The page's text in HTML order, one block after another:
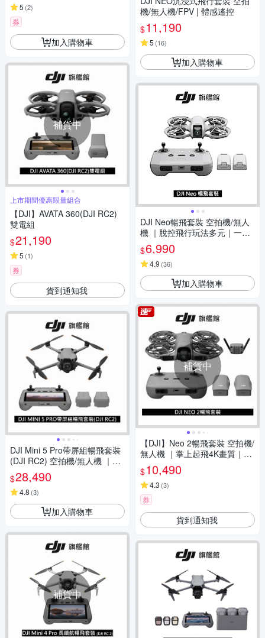
5 (2)
券
加入購物車
補貨中
上市期間優惠限量組合
【DJI】AVATA 360(DJI RC2)
雙電組
$21,190
5 (1)
券
貨到通知我
DJI Mini 5 Pro帶屏組暢飛套裝
(DJI RC2) 空拍機/無人機 ｜一
英吋大底
$28,490
4.8 (3)
加入購物車
補貨中
機/無人機/FPV | 體感遙控
$11,190
5 (16)
加入購物車
DJI Neo暢飛套裝 空拍機/無人
機 ｜脫控飛行玩法多元｜一鍵
起飛新手必備
$6,990
4.9 (36)
加入購物車
補貨中
【DJI】Neo 2暢飛套裝 空拍機/
無人機 ｜掌上起飛4K畫質｜全
向避障最安心
$10,490
4.3 (3)
券
貨到通知我